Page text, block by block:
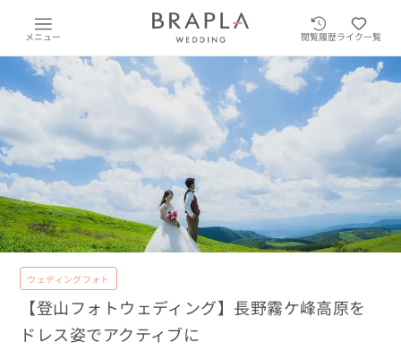
メニュー 閲覧履歴ライク一覧
ウェディングフォト
【登山フォトウェディング】長野霧ケ峰高原を
ドレス姿でアクティブに